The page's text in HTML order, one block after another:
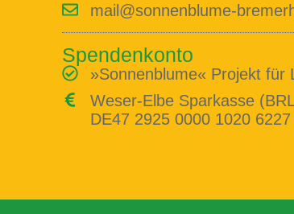
mail@sonnenblume-
Spendenkonto
»Sonnenblume« Projekt für
Weser-Elbe Sparkasse
DE47 2925 0000 1020